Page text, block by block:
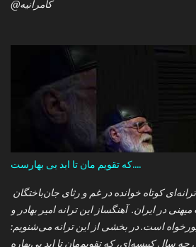
@کامرانیه
که تقویم مان تا ابد بی بهارست....
در ایران. آهنگساز این ترانه امیر بهادر و
است. در بخشی از این ترانه می‌شنویم:
سال کبیسه‌ای، که تقویم‌مان تا ابد بی‌بهاره